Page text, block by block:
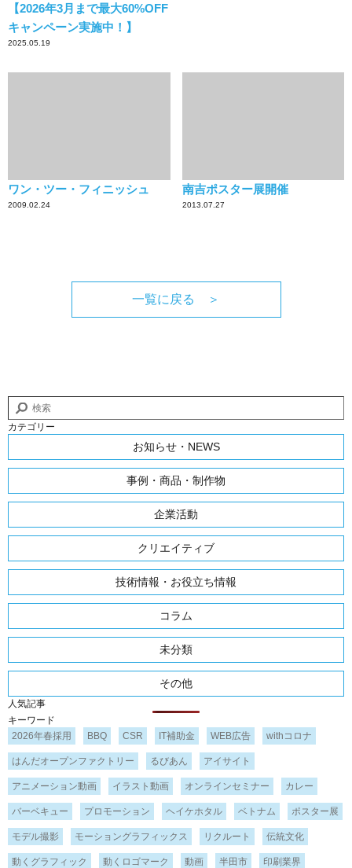
【2026年3月まで最大60%OFF
キャンペーン実施中！】
2025.05.19
ワン・ツー・フィニッシュ
2009.02.24
南吉ポスター展開催
2013.07.27
一覧に戻る ＞
カテゴリー
お知らせ・NEWS
事例・商品・制作物
企業活動
クリエイティブ
技術情報・お役立ち情報
コラム
未分類
その他
人気記事
キーワード
2026年春採用
BBQ CSR IT補助金 WEB広告 withコロナ
はんだオープンファクトリー るびあん アイサイト
アニメーション動画 イラスト動画 オンラインセミナー カレー
バーベキュー プロモーション ヘイケホタル ベトナム ポスター展
モデル撮影 モーショングラフィックス リクルート 伝統文化
動くグラフィック 動くロゴマーク 動画 半田市 印刷業界